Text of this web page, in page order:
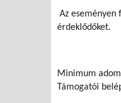
Az eseményen
érdeklődőket.
Minimum
Támogatói